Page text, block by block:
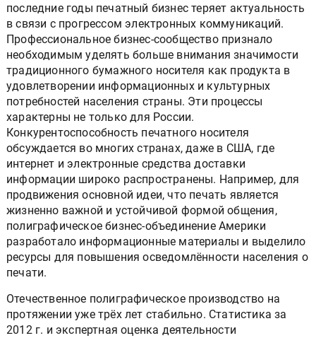
последние годы печатный бизнес теряет актуальность
в связи с прогрессом электронных коммуникаций.
Профессиональное бизнес-сообщество признало
необходимым уделять больше внимания значимости
традиционного бумажного носителя как продукта в
удовлетворении информационных и культурных
потребностей населения страны. Эти процессы
характерны не только для России.
Конкурентоспособность печатного носителя
обсуждается во многих странах, даже в США, где
интернет и электронные средства доставки
информации широко распространены. Например, для
продвижения основной идеи, что печать является
жизненно важной и устойчивой формой общения,
полиграфическое бизнес-объединение Америки
разработало информационные материалы и выделило
ресурсы для повышения осведомлённости населения о
печати.
Отечественное полиграфическое производство на
протяжении уже трёх лет стабильно. Статистика за
2012 г. и экспертная оценка деятельности